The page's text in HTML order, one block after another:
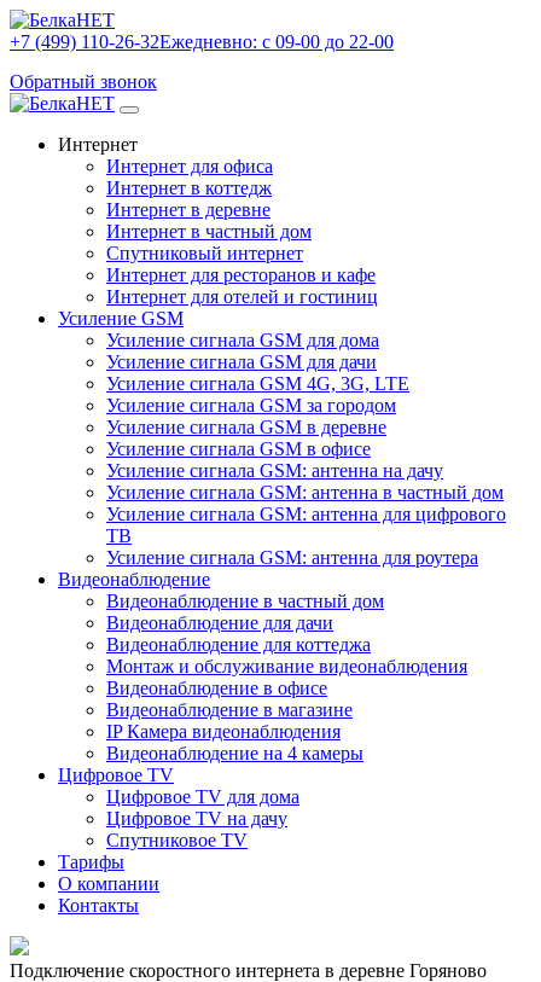
+7 (499) 110-26-32Ежедневно: с 09-00 до 22-00
Обратный звонок
Интернет
Интернет для офиса
Интернет в коттедж
Интернет в деревне
Интернет в частный дом
Спутниковый интернет
Интернет для ресторанов и кафе
Интернет для отелей и гостиниц
Усиление GSM
Усиление сигнала GSM для дома
Усиление сигнала GSM для дачи
Усиление сигнала GSM 4G, 3G, LTE
Усиление сигнала GSM за городом
Усиление сигнала GSM в деревне
Усиление сигнала GSM в офисе
Усиление сигнала GSM: антенна на дачу
Усиление сигнала GSM: антенна в частный дом
Усиление сигнала GSM: антенна для цифрового
ТВ
Усиление сигнала GSM: антенна для роутера
Видеонаблюдение
Видеонаблюдение в частный дом
Видеонаблюдение для дачи
Видеонаблюдение для коттеджа
Монтаж и обслуживание видеонаблюдения
Видеонаблюдение в офисе
Видеонаблюдение в магазине
IP Камера видеонаблюдения
Видеонаблюдение на 4 камеры
Цифровое TV
Цифровое TV для дома
Цифровое TV на дачу
Спутниковое TV
Тарифы
О компании
Контакты
Подключение скоростного интернета в деревне Горяново